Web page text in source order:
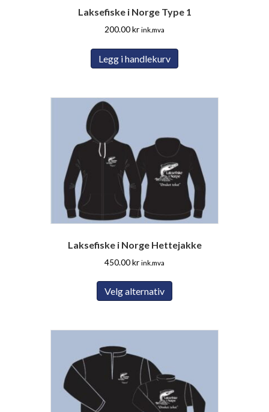
Laksefiske i Norge Type 1
200.00kr ink.mva
Legg i handlekurv
Laksefiske i Norge Hettejakke
450.00kr ink.mva
Velg alternativ
varianter.
velges
på
produktsiden